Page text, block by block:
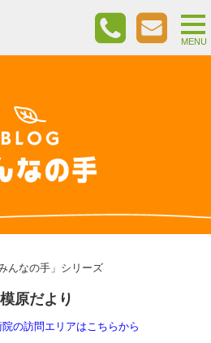
んなの手」シリーズ
原だより
の訪問エリアはこちらから
MENU